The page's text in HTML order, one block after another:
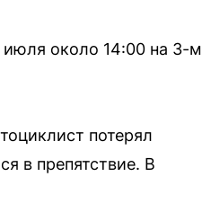
около 14:00 на 3-м
потерял
в препятствие. В